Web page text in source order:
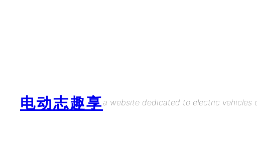
电动志趣享a website dedicated to electric vehicles